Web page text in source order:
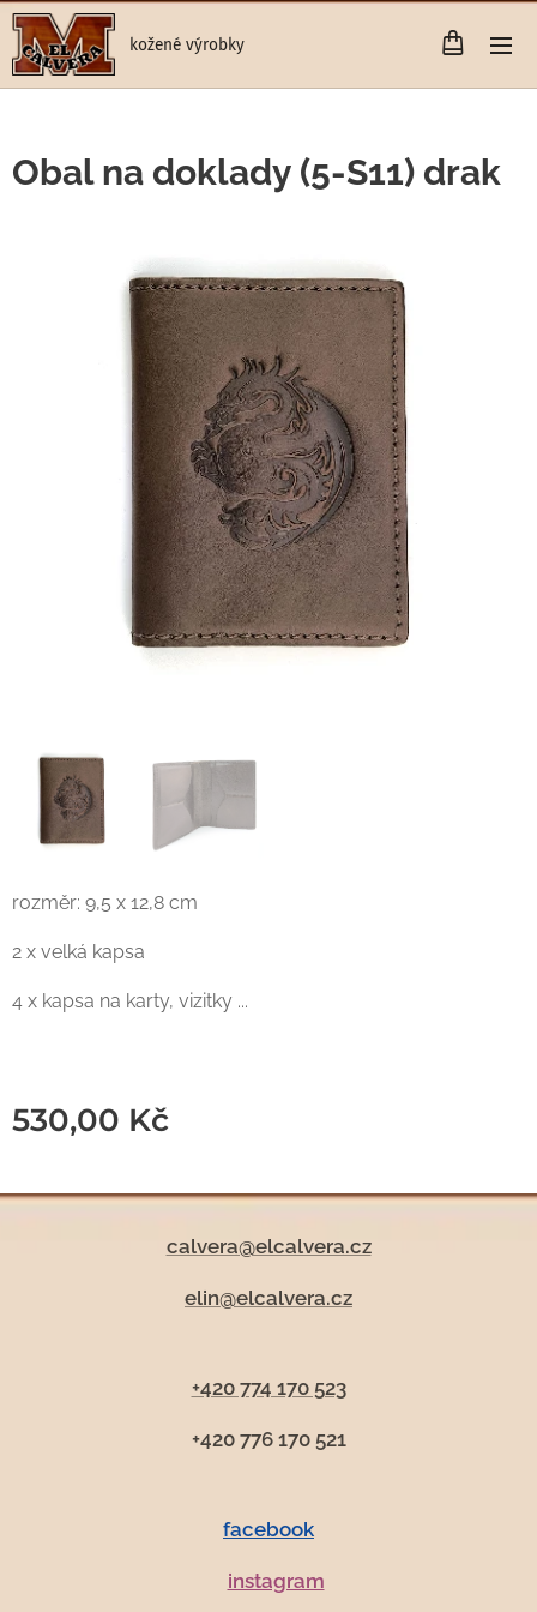
kožené výrobky
Obal na doklady (5-S11) drak
rozměr: 9,5 x 12,8 cm
2 x velká kapsa
4 x kapsa na karty, vizitky ...
530,00 Kč
calvera@elcalvera.cz
elin@elcalvera.cz
+420 774 170 523
+420 776 170 521
facebook
instagram